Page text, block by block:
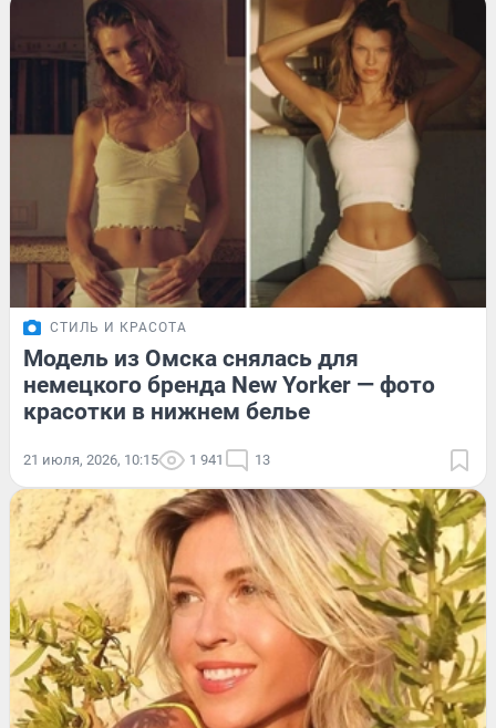
СТИЛЬ И КРАСОТА
Модель из Омска снялась для
немецкого бренда New Yorker — фото
красотки в нижнем белье
21 июля, 2026, 10:15 1 941 13